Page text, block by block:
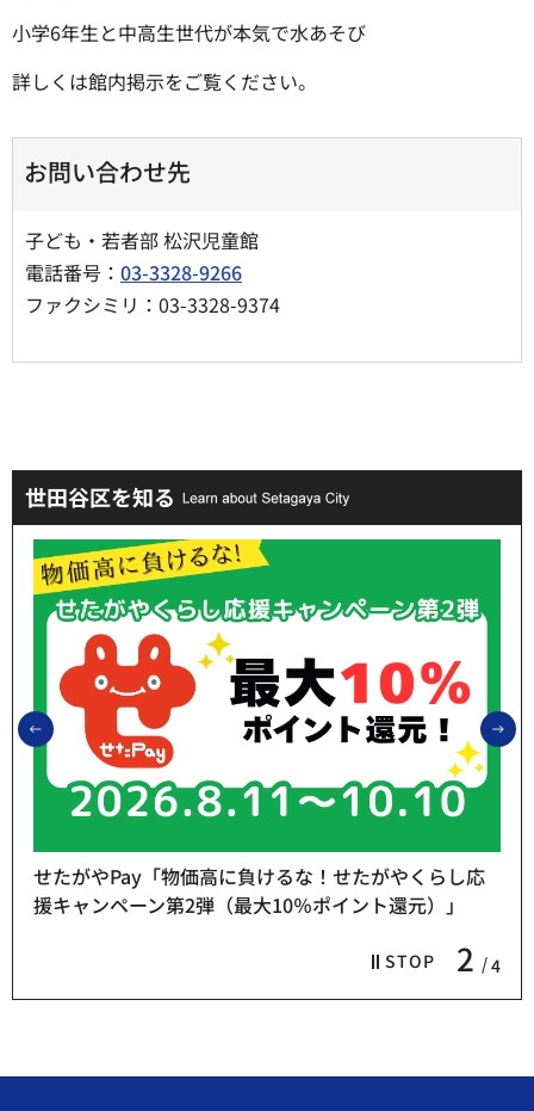
小学6年生と中高生世代が本気で水あそび
詳しくは館内掲示をご覧ください。
お問い合わせ先
子ども・若者部 松沢児童館
電話番号： 03-3328-9266
ファクシミリ：03-3328-9374
世田谷区を知る
前のスライドを表示
STOP 2 4
せたがやPay「物価高に負けるな！せたがやくらし応
援キャンペーン第2弾（最大10％ポイント還元）」